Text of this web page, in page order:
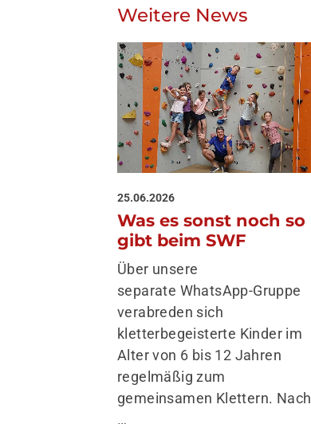
Weitere News
25.06.2026
Was es sonst noch so
gibt beim SWF
Über unsere
separate WhatsApp-Gruppe
verabreden sich
kletterbegeisterte Kinder im
Alter von 6 bis 12 Jahren
regelmäßig zum
gemeinsamen Klettern. Nach